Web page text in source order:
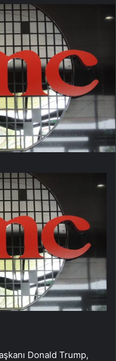
Donald Trump,